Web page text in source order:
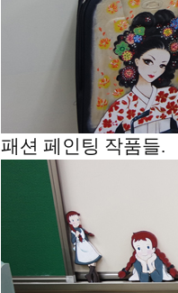
패션 페인팅 작품들.